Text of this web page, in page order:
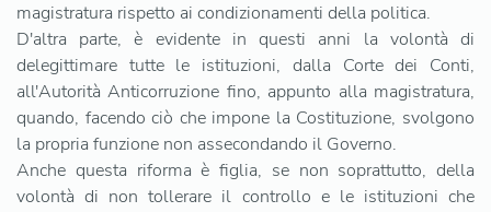
magistratura rispetto ai condizionamenti della politica.
D'altra parte, è evidente in questi anni la volontà di
delegittimare tutte le istituzioni, dalla Corte dei Conti,
all'Autorità Anticorruzione fino, appunto alla magistratura,
quando, facendo ciò che impone la Costituzione, svolgono
la propria funzione non assecondando il Governo.
Anche questa riforma è figlia, se non soprattutto, della
volontà di non tollerare il controllo e le istituzioni che